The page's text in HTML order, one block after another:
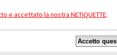
e accettato la nostra NETIQUETTE.